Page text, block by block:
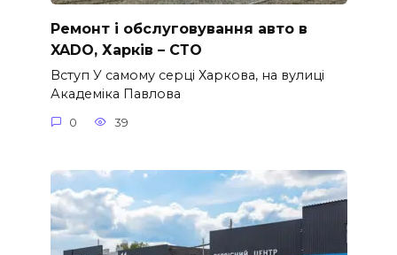
Ремонт і обслуговування авто в
XADO, Харків – СТО
Вступ У самому серці Харкова, на вулиці
Академіка Павлова
0 39